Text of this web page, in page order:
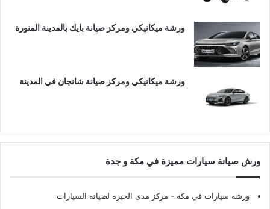
ورشة ميكانيكي ومركز صيانة بايك بالمدينة المنورة
ورشة ميكانيكي ومركز صيانة شانجان في المدينة
ورش صيانة سيارات مميزة في مكة و جدة
ورشة سيارات في مكة - مركز مدى الخبرة لصيانة السيارات